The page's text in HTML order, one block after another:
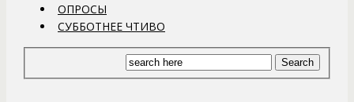
ОПРОСЫ
СУББОТНЕЕ ЧТИВО